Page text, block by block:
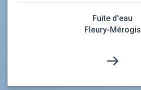
Fuite d'eau
Fleury-Mérogis